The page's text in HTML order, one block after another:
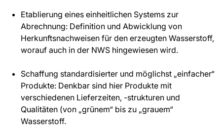
Etablierung eines einheitlichen Systems zur
Abrechnung: Definition und Abwicklung von
Herkunftsnachweisen für den erzeugten Wasserstoff,
worauf auch in der NWS hingewiesen wird.
Schaffung standardisierter und möglichst „einfacher“
Produkte: Denkbar sind hier Produkte mit
verschiedenen Lieferzeiten, -strukturen und
Qualitäten (von „grünem“ bis zu „grauem“
Wasserstoff.